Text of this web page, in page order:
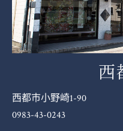
西
西都市小野崎1-90
0983-43-0243